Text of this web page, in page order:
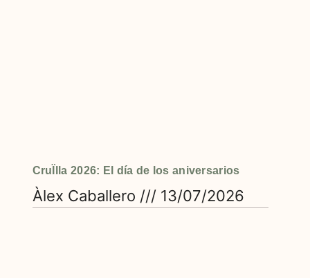
CruÏlla 2026: El día de los aniversarios
Àlex Caballero 13/07/2026